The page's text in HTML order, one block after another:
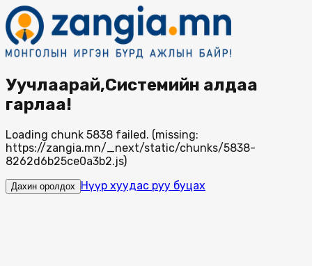
Уучлаарай,Системийн алдаа
гарлаа!
Loading chunk 5838 failed. (missing:
https://zangia.mn/_next/static/chunks/5838-
8262d6b25ce0a3b2.js)
Дахин оролдох Нүүр хуудас руу буцах